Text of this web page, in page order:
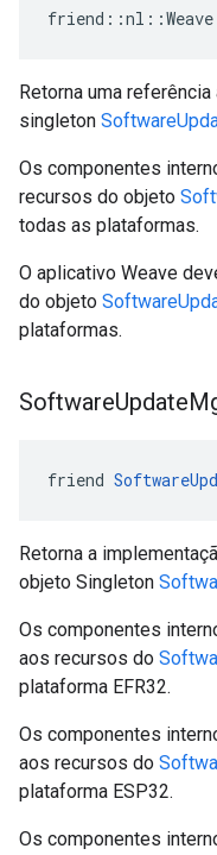
Retorna uma
singleton
Os componentes
recursos do objeto
todas as plataformas.
O aplicativo Weave
do objeto
plataformas.
SoftwareUpdate
friend
Retorna a
objeto Singleton
Os componentes
aos recursos do
plataforma EFR32.
Os componentes
aos recursos do
plataforma ESP32.
Os componentes